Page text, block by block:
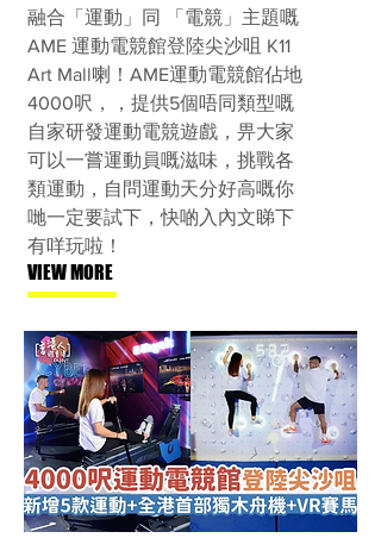
融合「運動」同 「電競」主題嘅
AME 運動電競館登陸尖沙咀 K11
Art Mall喇！AME運動電競館佔地
4000呎，，提供5個唔同類型嘅
自家研發運動電競遊戲，畀大家
可以一嘗運動員嘅滋味，挑戰各
類運動，自問運動天分好高嘅你
哋一定要試下，快啲入內文睇下
有咩玩啦！
VIEW MORE